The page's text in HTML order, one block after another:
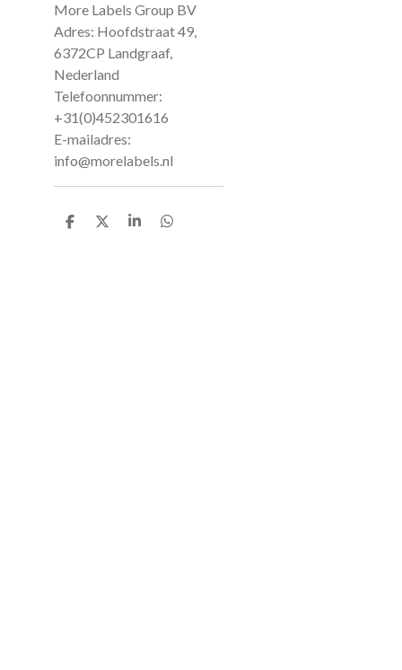
More Labels Group BV
Adres: Hoofdstraat 49,
6372CP Landgraaf,
Nederland
Telefoonnummer:
+31(0)452301616
E-mailadres:
info@morelabels.nl
D
D
S
D